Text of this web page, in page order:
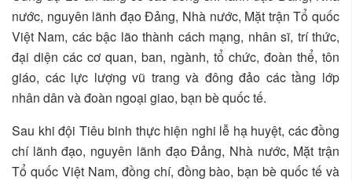
nước, nguyên lãnh đạo Đảng, Nhà nước, Mặt trận Tổ quốc
Việt Nam, các bậc lão thành cách mạng, nhân sĩ, trí thức,
đại diện các cơ quan, ban, ngành, tổ chức, đoàn thể, tôn
giáo, các lực lượng vũ trang và đông đảo các tầng lớp
nhân dân và đoàn ngoại giao, bạn bè quốc tế.
Sau khi đội Tiêu binh thực hiện nghi lễ hạ huyệt, các đồng
chí lãnh đạo, nguyên lãnh đạo Đảng, Nhà nước, Mặt trận
Tổ quốc Việt Nam, đồng chí, đồng bào, bạn bè quốc tế và